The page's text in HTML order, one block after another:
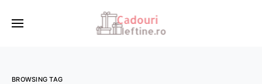
BROWSING TAG